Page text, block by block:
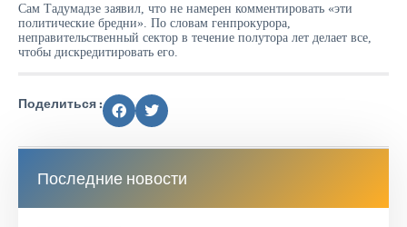
Сам Тадумадзе заявил, что не намерен комментировать «эти
политические бредни». По словам генпрокурора,
неправительственный сектор в течение полутора лет делает все,
чтобы дискредитировать его.
Поделиться :
Последние новости